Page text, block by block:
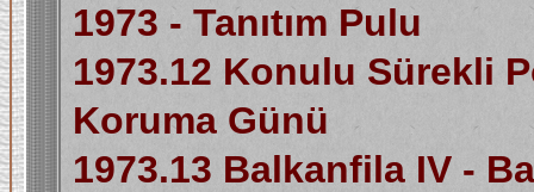
1973 - Tanıtım Pulu
1973.12 Konulu Sürekli
Koruma Günü
1973.13 Balkanfila IV -